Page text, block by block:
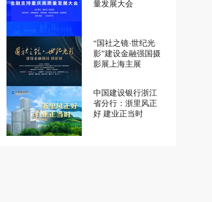
量发展大会
“国社之镜·世纪光
影”建设金融强国摄
影展上海主展
中国建设银行浙江
省分行：浙里风正
好 建业正当时